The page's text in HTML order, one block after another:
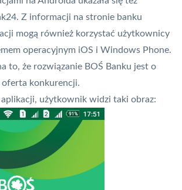
Z informacji na stronie banku
mogą również korzystać użytkownicy
operacyjnym iOS i Windows Phone.
to, że rozwiązanie BOŚ Banku jest o
oferta konkurencji.
użytkownik widzi taki obraz: